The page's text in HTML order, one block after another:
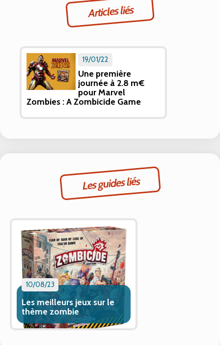
Articles liés
19/01/22
Une première
journée à 2.8 m€
pour Marvel
Zombies : A Zombicide Game
Les guides liés
10/08/23
Les meilleurs jeux sur le
thème zombie